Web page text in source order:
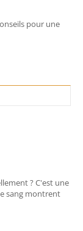
pour une
? C'est une
sang montrent